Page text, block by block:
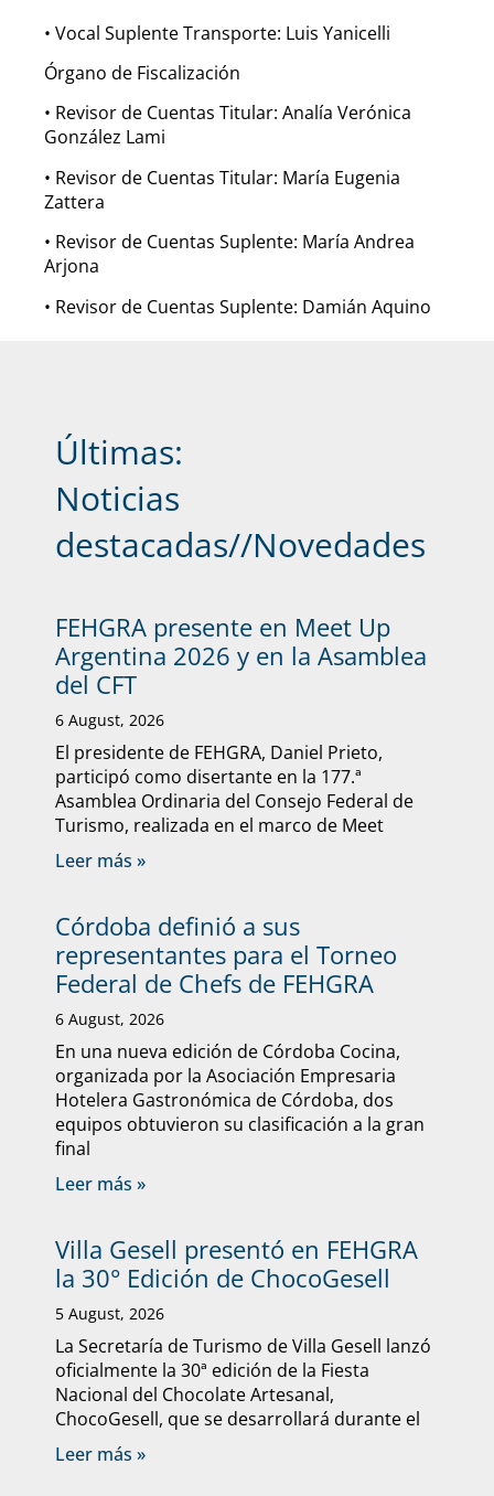
• Vocal Suplente Transporte: Luis Yanicelli
Órgano de Fiscalización
• Revisor de Cuentas Titular: Analía Verónica
González Lami
• Revisor de Cuentas Titular: María Eugenia
Zattera
• Revisor de Cuentas Suplente: María Andrea
Arjona
• Revisor de Cuentas Suplente: Damián Aquino
Últimas:
Noticias
destacadas//Novedades
FEHGRA presente en Meet Up
Argentina 2026 y en la Asamblea
del CFT
6 August, 2026
El presidente de FEHGRA, Daniel Prieto,
participó como disertante en la 177.ª
Asamblea Ordinaria del Consejo Federal de
Turismo, realizada en el marco de Meet
Leer más »
Córdoba definió a sus
representantes para el Torneo
Federal de Chefs de FEHGRA
6 August, 2026
En una nueva edición de Córdoba Cocina,
organizada por la Asociación Empresaria
Hotelera Gastronómica de Córdoba, dos
equipos obtuvieron su clasificación a la gran
final
Leer más »
Villa Gesell presentó en FEHGRA
la 30° Edición de ChocoGesell
5 August, 2026
La Secretaría de Turismo de Villa Gesell lanzó
oficialmente la 30ª edición de la Fiesta
Nacional del Chocolate Artesanal,
ChocoGesell, que se desarrollará durante el
Leer más »